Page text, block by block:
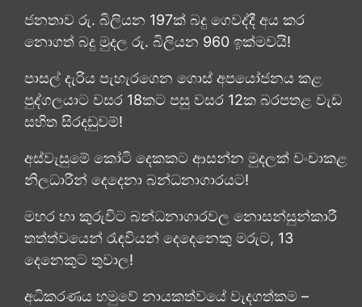
ජනතාව රු. බිලියන 197ක් බදු ගෙවද්දී අය කර
නොගත් බදු මුදල රු. බිලියන 960 ඉක්මවයි!
පාසල් දැරිය පැහැරගෙන ගොස් අපයෝජනය කළ
පුද්ගලයාට වසර 18කට පසු වසර 12ක බරපතළ වැඩ
සහිත සිරදඬුවම්!
අස්වැසුමේ කෝටි දෙකකට ආසන්න මුදලක් වංචාකළ
නිලධාරීන් දෙදෙනා බන්ධනාගාරයට!
මහර හා කුරුවිට බන්ධනාගාරවල නොසන්සුන්කාරී
තත්ත්වයෙන් රැඳවියන් දෙදෙනෙකු මරුට, 13
දෙනෙකුට තුවාල!
අධිකරණය හමුවේ නායකත්වයේ වැදගත්කම –